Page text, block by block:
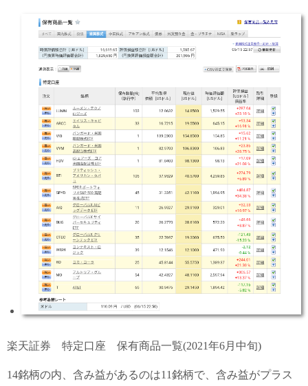
楽天証券 特定口座 保有商品一覧(2021年6月中旬)
14銘柄の内、含み益があるのは11銘柄で、含み益がプラス